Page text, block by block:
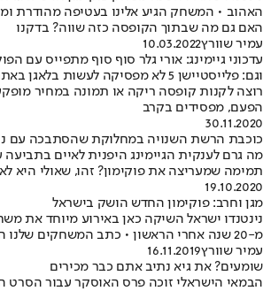
האהוב • המשחק הגיע אלינו בעטיפה מהודרת
האם גם מה שבתוך הקופסה כזה שווה? בדקנו
עמיר שוורץ10.03.2022
עדכוני גיימינג: אורי גלר סוף סוף מתפייס עם
וגם: פלייסטיישן 5 לא מפסיקה לעשות
רוצה לקנות קופסה ריקה או תמונה במחיר
הפעם, מפסידים בקרב
30.11.2020
כוכבת הרשת השנויה במחלוקת שהסתבכה עם
מה גרם לענקית הגיימינג היפנית לאיים
תמימה שמעריצה את פוקימון? זהו, שאולי היא
19.10.2020
מגן וחרב: פוקימון החדש הושק בישראל
נינטנדו ישראל השיקה כאן באירוע מיוחד את
מ-20 שנה אחרי הראשון • כתב המשחקים שלנו היה בהשקה החגיגית
עמיר שוורץ16.11.2019
שומעים? את גיא נתיב אתם כבר מכירים